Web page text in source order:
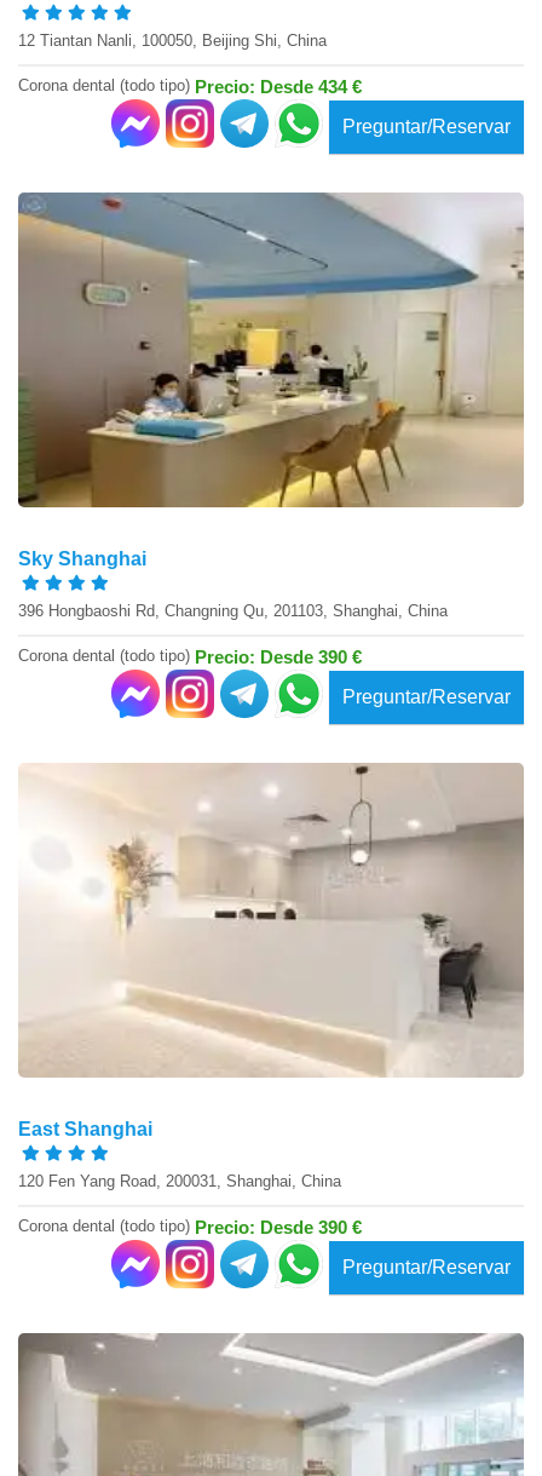
12 Tiantan Nanli, 100050, Beijing Shi, China
Corona dental (todo tipo) Precio: Desde 434 €
Preguntar/Reservar
Sky Shanghai
396 Hongbaoshi Rd, Changning Qu, 201103, Shanghai, China
Corona dental (todo tipo) Precio: Desde 390 €
Preguntar/Reservar
East Shanghai
120 Fen Yang Road, 200031, Shanghai, China
Corona dental (todo tipo) Precio: Desde 390 €
Preguntar/Reservar